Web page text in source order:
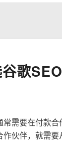
歌
需要在付款
伙伴，就需要